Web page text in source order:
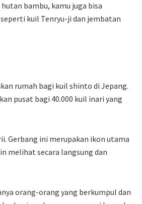
bambu, kamu juga bisa
kuil Tenryu-ji dan jembatan
rumah bagi kuil shinto di Jepang.
pusat bagi 40.000 kuil inari yang
Gerbang ini merupakan ikon utama
melihat secara langsung dan
orang-orang yang berkumpul dan